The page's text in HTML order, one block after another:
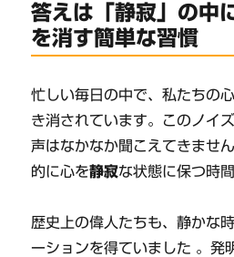
答えは「静寂」の中
を消す簡単な習慣
忙しい毎日の中で、私たちの
き消されています。このノイ
声はなかなか聞こえてきませ
的に心を静寂な状態に保つ時
歴史上の偉人たちも、静かな
ーションを得ていました 。発